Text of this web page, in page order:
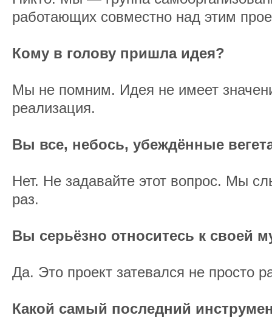
работающих совместно над этим
Кому в голову пришла идея?
Мы не помним. Идея не имеет
реализация.
Вы все, небось, убеждённые
Нет. Не задавайте этот вопрос. Мы
раз.
Вы серьёзно относитесь к своей
Да. Это проект затевался не просто
Какой самый последний